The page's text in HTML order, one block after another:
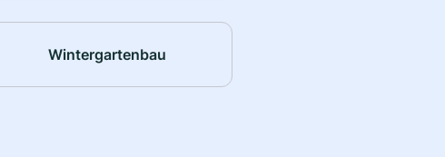
Wintergartenbau